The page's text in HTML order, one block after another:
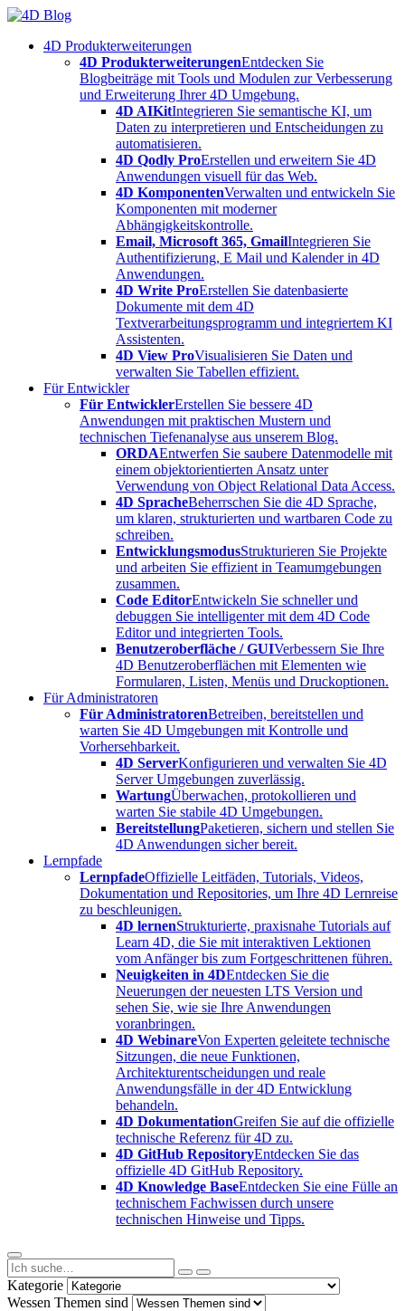
Skip
content4D Produkterweiterungen
4D ProdukterweiterungenEntdecken Sie
Blogbeiträge mit Tools und Modulen zur Verbesserung
und Erweiterung Ihrer 4D Umgebung.
4D AIKitIntegrieren Sie semantische KI, um
Daten zu interpretieren und Entscheidungen zu
automatisieren.
4D Qodly ProErstellen und erweitern Sie 4D
Anwendungen visuell für das Web.
4D KomponentenVerwalten und entwickeln Sie
Komponenten mit moderner
Abhängigkeitskontrolle.
Email, Microsoft 365, GmailIntegrieren Sie
Authentifizierung, E Mail und Kalender in 4D
Anwendungen.
4D Write ProErstellen Sie datenbasierte
Dokumente mit dem 4D
Textverarbeitungsprogramm und integriertem KI
Assistenten.
4D View ProVisualisieren Sie Daten und
verwalten Sie Tabellen effizient.
Für Entwickler
Für EntwicklerErstellen Sie bessere 4D
Anwendungen mit praktischen Mustern und
technischen Tiefenanalyse aus unserem Blog.
ORDAEntwerfen Sie saubere Datenmodelle mit
einem objektorientierten Ansatz unter
Verwendung von Object Relational Data Access.
4D SpracheBeherrschen Sie die 4D Sprache,
um klaren, strukturierten und wartbaren Code zu
schreiben.
EntwicklungsmodusStrukturieren Sie Projekte
und arbeiten Sie effizient in Teamumgebungen
zusammen.
Code EditorEntwickeln Sie schneller und
debuggen Sie intelligenter mit dem 4D Code
Editor und integrierten Tools.
Benutzeroberfläche / GUIVerbessern Sie Ihre
4D Benutzeroberflächen mit Elementen wie
Formularen, Listen, Menüs und Druckoptionen.
Für Administratoren
Für AdministratorenBetreiben, bereitstellen und
warten Sie 4D Umgebungen mit Kontrolle und
Vorhersehbarkeit.
4D ServerKonfigurieren und verwalten Sie 4D
Server Umgebungen zuverlässig.
WartungÜberwachen, protokollieren und
warten Sie stabile 4D Umgebungen.
BereitstellungPaketieren, sichern und stellen Sie
4D Anwendungen sicher bereit.
Lernpfade
LernpfadeOffizielle Leitfäden, Tutorials, Videos,
Dokumentation und Repositories, um Ihre 4D Lernreise
zu beschleunigen.
4D lernenStrukturierte, praxisnahe Tutorials auf
Learn 4D, die Sie mit interaktiven Lektionen
vom Anfänger bis zum Fortgeschrittenen führen.
Neuigkeiten in 4DEntdecken Sie die
Neuerungen der neuesten LTS Version und
sehen Sie, wie sie Ihre Anwendungen
voranbringen.
4D WebinareVon Experten geleitete technische
Sitzungen, die neue Funktionen,
Architekturentscheidungen und reale
Anwendungsfälle in der 4D Entwicklung
behandeln.
4D DokumentationGreifen Sie auf die offizielle
technische Referenz für 4D zu.
4D GitHub RepositoryEntdecken Sie das
offizielle 4D GitHub Repository.
4D Knowledge BaseEntdecken Sie eine Fülle an
technischem Fachwissen durch unsere
technischen Hinweise und Tipps.
Kategorie
Wessen Themen sind